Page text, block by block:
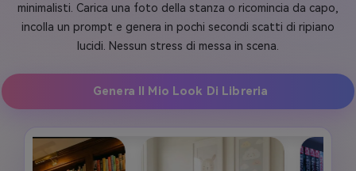
minimalisti. Carica una foto della stanza o ricomincia da capo,
incolla un prompt e genera in pochi secondi scatti di ripiano
lucidi. Nessun stress di messa in scena.
Genera Il Mio Look Di Libreria